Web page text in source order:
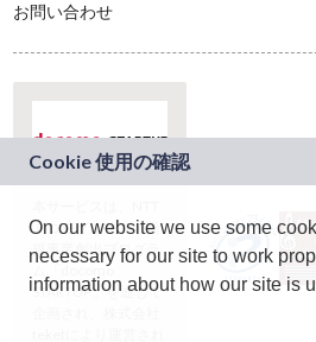
お問い合わせ
ドコモグループの新
規事業創出プログラ
ム「docomo
STARTUP」を通じて
On our website we use some
necessary for our site to work
information about how our site is